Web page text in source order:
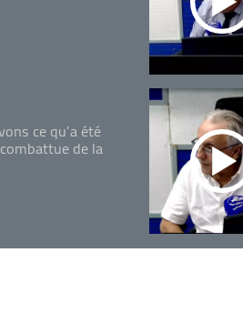
ce qu’a été
de la